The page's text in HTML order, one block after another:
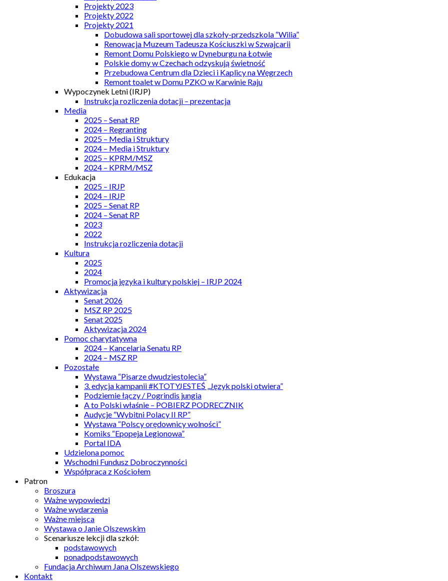
Projekty 2023
Projekty 2022
Projekty 2021
Dobudowa sali sportowej dla szkoły-przedszkola “Wilia”
Renowacja Muzeum Tadeusza Kościuszki w Szwajcarii
Remont Domu Polskiego w Dyneburgu na Łotwie
Polskie domy w Czechach odzyskują świetność
Przebudowa Centrum dla Dzieci i Kaplicy na Węgrzech
Remont toalet w Domu PZKO w Karwinie Raju
Wypoczynek Letni (IRJP)
Instrukcja rozliczenia dotacji – prezentacja
Media
2025 – Senat RP
2024 – Regranting
2025 – Media i Struktury
2024 – Media i Struktury
2025 – KPRM/MSZ
2024 – KPRM/MSZ
Edukacja
2025 – IRJP
2024 – IRJP
2025 – Senat RP
2024 – Senat RP
2023
2022
Instrukcja rozliczenia dotacji
Kultura
2025
2024
Promocja języka i kultury polskiej – IRJP 2024
Aktywizacja
Senat 2026
MSZ RP 2025
Senat 2025
Aktywizacja 2024
Pomoc charytatywna
2024 – Kancelaria Senatu RP
2024 – MSZ RP
Pozostałe
Wystawa “Pisarze dwudziestolecia”
3. edycja kampanii #KTOTYJESTEŚ „Język polski otwiera”
Podziemie łączy / Pogrindis jungia
A to Polski właśnie – POBIERZ PODRECZNIK
Audycje “Wybitni Polacy II RP”
Wystawa “Polscy orędownicy wolności”
Komiks “Epopeja Legionowa”
Portal IDA
Udzielona pomoc
Wschodni Fundusz Dobroczynności
Współpraca z Kościołem
Patron
Broszura
Ważne wypowiedzi
Ważne wydarzenia
Ważne miejsca
Wystawa o Janie Olszewskim
Scenariusze lekcji dla szkół:
podstawowych
ponadpodstawowych
Fundacja Archiwum Jana Olszewskiego
Kontakt